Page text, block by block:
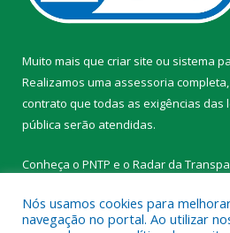
Muito mais que criar site ou sistema
Realizamos uma assessoria
contrato que todas as exigências das
pública serão atendidas.
Conheça o PNTP e o Radar da
Nós usamos cookies para
navegação no portal. Ao utilizar